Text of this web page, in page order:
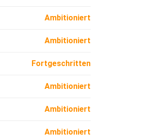
Ambitioniert
Ambitioniert
Fortgeschritten
Ambitioniert
Ambitioniert
Ambitioniert